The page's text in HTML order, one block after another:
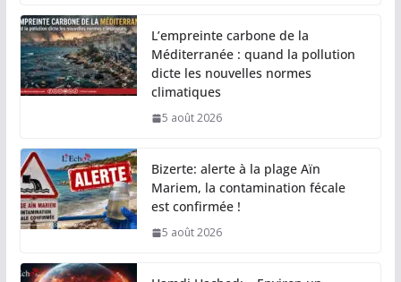
L’empreinte carbone de la
Méditerranée : quand la pollution
dicte les nouvelles normes
climatiques
5 août 2026
Bizerte: alerte à la plage Aïn
Mariem, la contamination fécale
est confirmée !
5 août 2026